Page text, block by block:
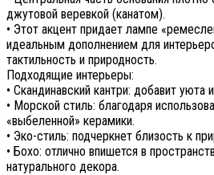
джутовой веревкой (канатом).
• Этот акцент придает лампе
идеальным дополнением для
тактильность и природность.
Подходящие интерьеры:
• Скандинавский кантри: добавит уюта
• Морской стиль: благодаря
«выбеленной» керамики.
• Эко-стиль: подчеркнет близость к
• Бохо: отлично впишется в
натурального декора.